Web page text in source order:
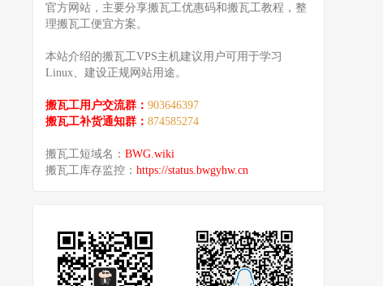
官方网站，主要分享搬瓦工优惠码和搬瓦工教程，整
理搬瓦工便宜方案。
本站介绍的搬瓦工VPS主机建议用户可用于学习
Linux、建设正规网站用途。
搬瓦工用户交流群： 903646397
搬瓦工补货通知群： 874585274
搬瓦工短域名： BWG.wiki
搬瓦工库存监控： https://status.bwgyhw.cn